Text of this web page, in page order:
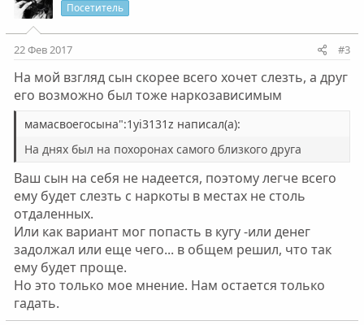
Посетитель
22 Фев 2017 #3
На мой взгляд сын скорее всего хочет слезть, а друг
его возможно был тоже наркозависимым
мамасвоегосына":1yi3131z написал(а):
На днях был на похоронах самого близкого друга
Ваш сын на себя не надеется, поэтому легче всего
ему будет слезть с наркоты в местах не столь
отдаленных.
Или как вариант мог попасть в кугу -или денег
задолжал или еще чего... в общем решил, что так
ему будет проще.
Но это только мое мнение. Нам остается только
гадать.